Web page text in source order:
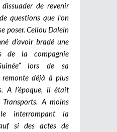
de revenir
questions que l’on
poser. Cellou Dalein
d’avoir bradé une
de la compagnie
lors de sa
déjà à plus
A l’époque, il était
A moins
interrompant la
si des actes de